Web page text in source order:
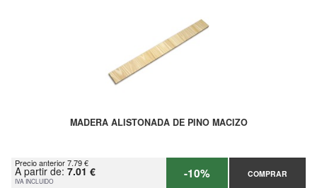
MADERA ALISTONADA DE PINO MACIZO
Precio anterior 7.79 €
A partir de: 7.01 €
IVA INCLUIDO -10% COMPRAR